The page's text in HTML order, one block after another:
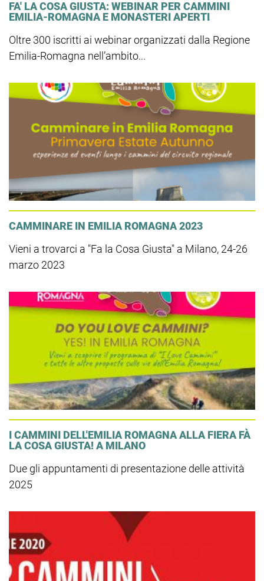
FA' LA COSA GIUSTA: WEBINAR PER CAMMINI
EMILIA-ROMAGNA E MONASTERI APERTI
Oltre 300 iscritti ai webinar organizzati dalla Regione
Emilia-Romagna nell’ambito...
CAMMINARE IN EMILIA ROMAGNA 2023
Vieni a trovarci a "Fa la Cosa Giusta" a Milano, 24-26
marzo 2023
I CAMMINI DELL'EMILIA ROMAGNA ALLA FIERA FÀ
LA COSA GIUSTA! A MILANO
Due gli appuntamenti di presentazione delle attività
2025